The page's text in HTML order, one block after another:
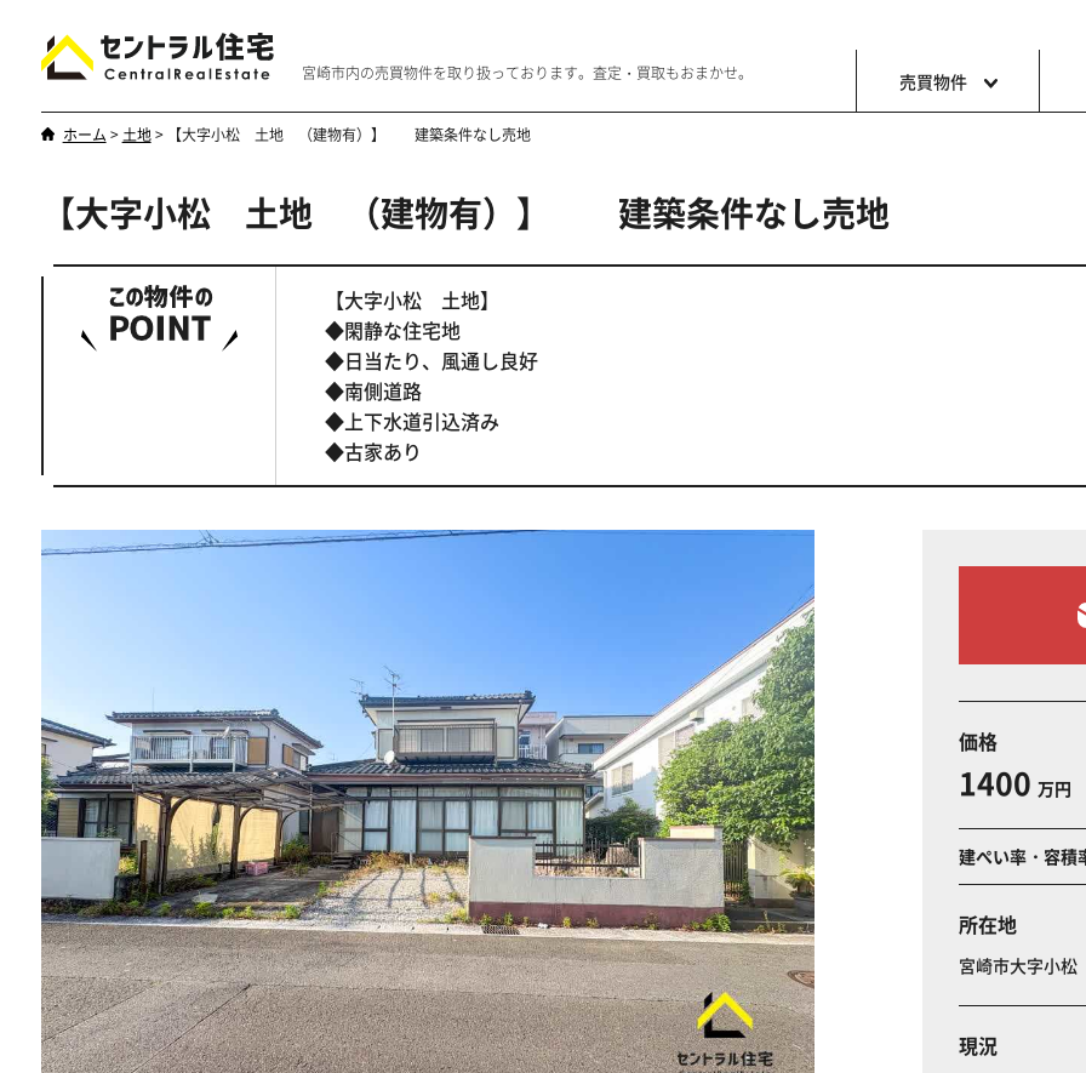
宮崎市内の売買物件を取り扱っております。査定・買取もおまかせ。 売買物件
やはり一戸建てが一番
ホーム > 土地> 【大字小松 土地 （建物有）】 建築条件なし売地
【大字小松 土地 （建物有）】 建築条件なし売地
【大字小松 土地】
◆閑静な住宅地
◆日当たり、風通し良好
◆南側道路
◆上下水道引込済み
◆古家あり
価格
1400 万円
建ぺい率・容積
所在地
宮崎市大字小
現況